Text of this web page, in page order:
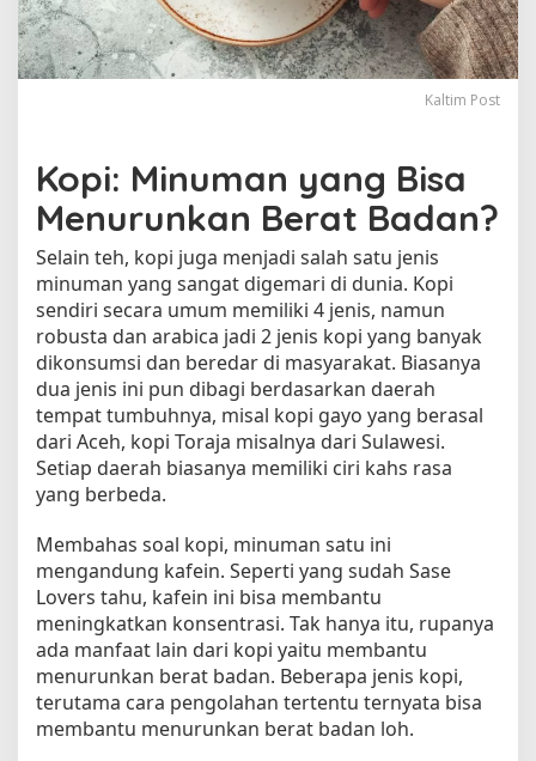
n
u
r
u
n
e
r
a
t
B
a
d
a
n
d
a
e
m
e
n
t
u
k
T
Kaltim Post
Kopi: Minuman yang Bisa
Menurunkan Berat Badan?
Selain teh, kopi juga menjadi salah satu jenis
minuman yang sangat digemari di dunia. Kopi
sendiri secara umum memiliki 4 jenis, namun
robusta dan arabica jadi 2 jenis kopi yang banyak
dikonsumsi dan beredar di masyarakat. Biasanya
dua jenis ini pun dibagi berdasarkan daerah
tempat tumbuhnya, misal kopi gayo yang berasal
dari Aceh, kopi Toraja misalnya dari Sulawesi.
Setiap daerah biasanya memiliki ciri kahs rasa
yang berbeda.
Membahas soal kopi, minuman satu ini
mengandung kafein. Seperti yang sudah Sase
Lovers tahu, kafein ini bisa membantu
meningkatkan konsentrasi. Tak hanya itu, rupanya
ada manfaat lain dari kopi yaitu membantu
menurunkan berat badan. Beberapa jenis kopi,
terutama cara pengolahan tertentu ternyata bisa
membantu menurunkan berat badan loh.